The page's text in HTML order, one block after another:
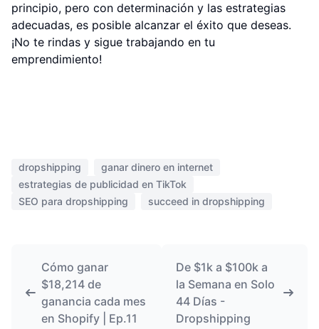
principio, pero con determinación y las estrategias
adecuadas, es posible alcanzar el éxito que deseas.
¡No te rindas y sigue trabajando en tu
emprendimiento!
dropshipping
ganar dinero en internet
estrategias de publicidad en TikTok
SEO para dropshipping
succeed in dropshipping
Cómo ganar
$18,214 de
ganancia cada mes
en Shopify | Ep.11
De $1k a $100k a
la Semana en Solo
44 Días -
Dropshipping